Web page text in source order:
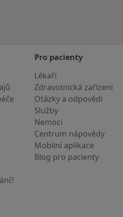
Pro pacienty
Lékaři
Zdravotnická zařízení
Otázky a odpovědi
Služby
Nemoci
Centrum nápovědy
Mobilní aplikace
Blog pro pacienty